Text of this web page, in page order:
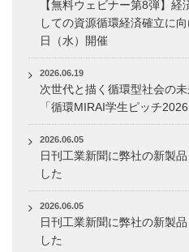
【無料ウェビナー第8弾】
しての資源循環経済確立に
日（水）開催
2026.06.19
次世代と描く循環型社会の
「循環MIRAI学生ピッチ
2026.06.05
日刊工業新聞に弊社の新製
した
2026.06.05
日刊工業新聞に弊社の新製
した